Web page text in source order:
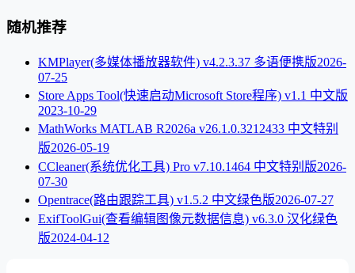
随机推荐
KMPlayer(多媒体播放器软件) v4.2.3.37 多语便携版2026-
07-25
Store Apps Tool(快速启动Microsoft Store程序) v1.1 中文版
2023-10-29
MathWorks MATLAB R2026a v26.1.0.3212433 中文特别
版2026-05-19
CCleaner(系统优化工具) Pro v7.10.1464 中文特别版2026-
07-30
Opentrace(路由跟踪工具) v1.5.2 中文绿色版2026-07-27
ExifToolGui(查看编辑图像元数据信息) v6.3.0 汉化绿色
版2024-04-12